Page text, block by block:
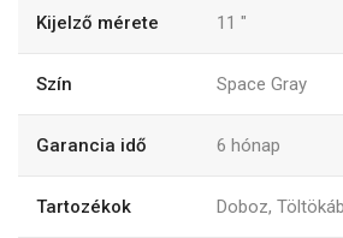
Kijelző mérete 11 "
Szín Space Gray
Garancia idő 6 hónap
Tartozékok Doboz,